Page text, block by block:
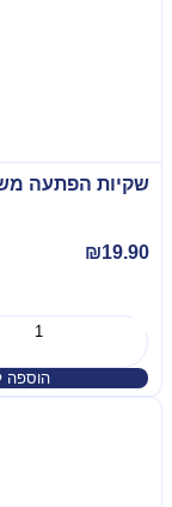
שקיות הפתעה משקפת
₪19.90
הוספה